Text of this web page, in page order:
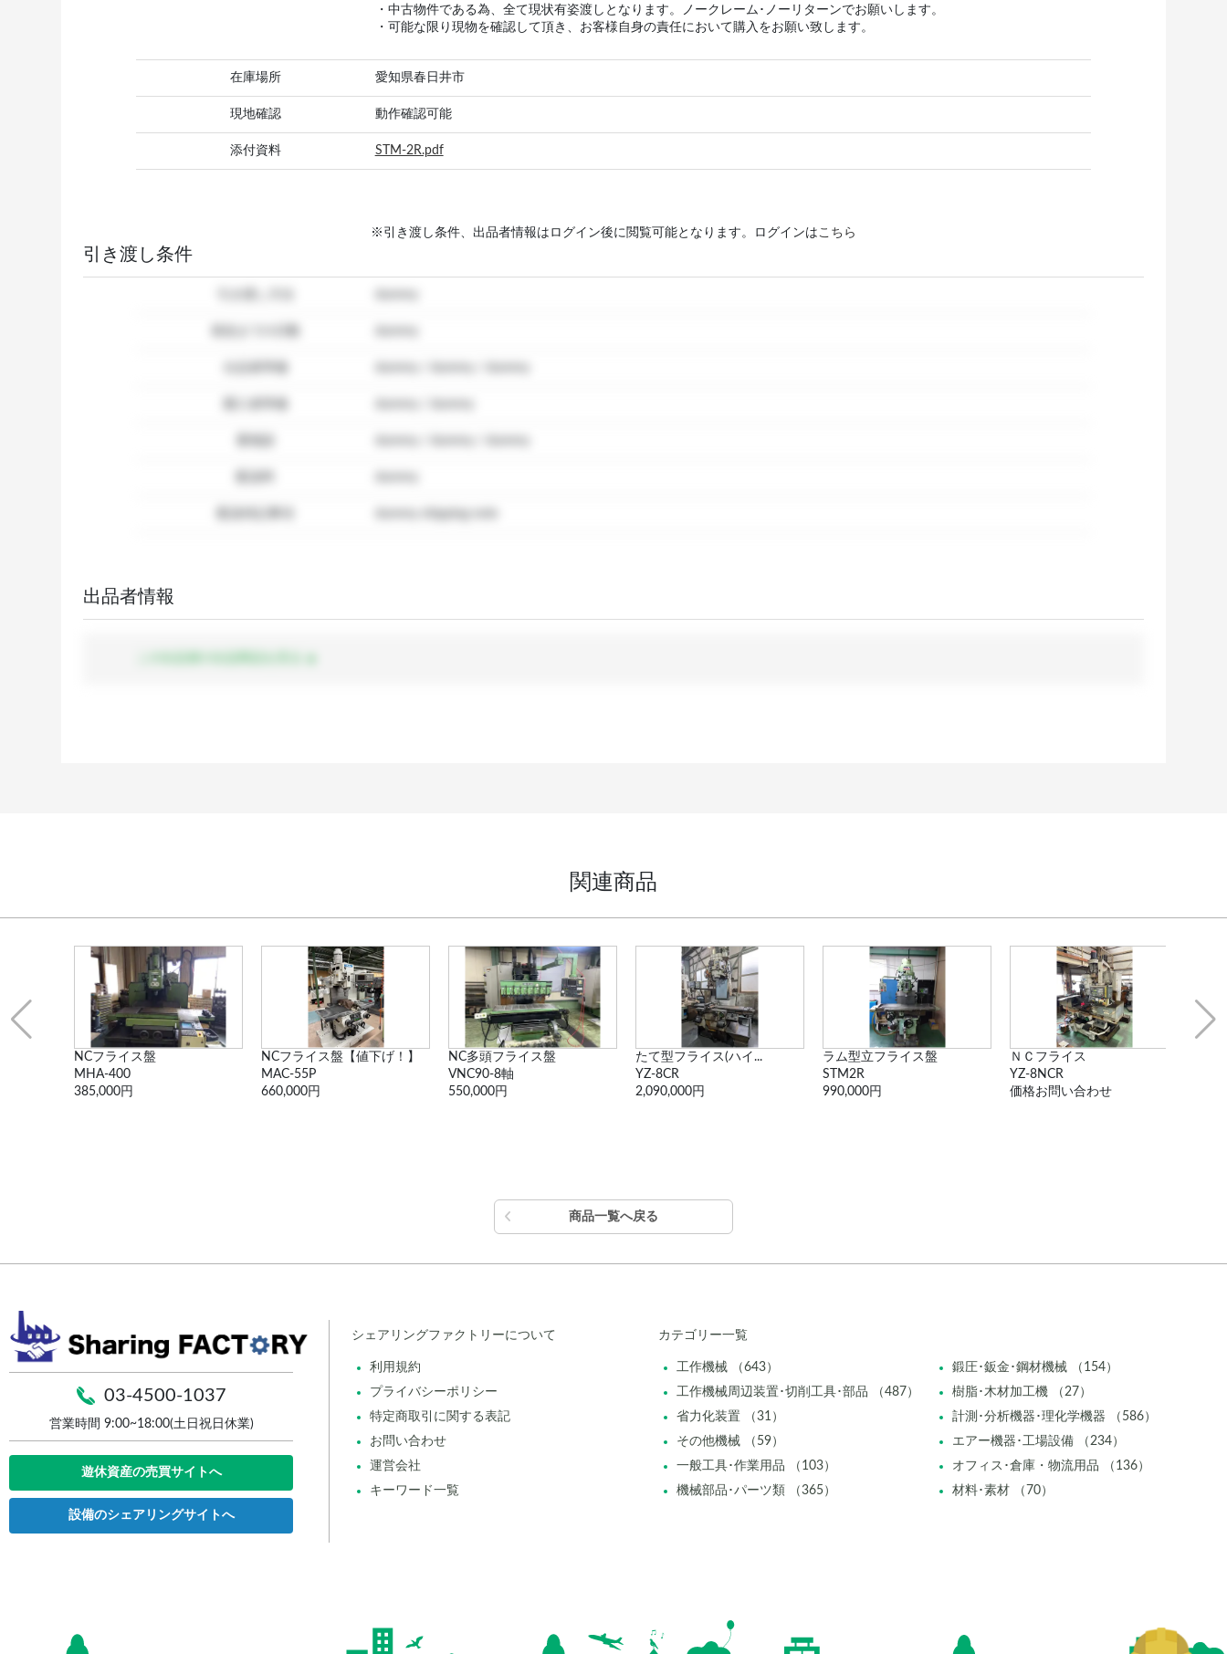
・中古物件である為、全て現状有姿渡しとなります。ノークレーム･ノーリターンでお願いします。
・可能な限り現物を確認して頂き、お客様自身の責任において購入をお願い致します。
在庫場所 愛知県春日井市
現地確認 動作確認可能
添付資料 STM-2R.pdf
※引き渡し条件、出品者情報はログイン後に閲覧可能となります。ログインは こちら
引き渡し条件
出品者情報
関連商品
NCフライス盤【値下げ！】
MAC-55P
660,000円
NC多頭フライス盤
VNC90-8軸
550,000円
たて型フライス(ハイ...
YZ-8CR
2,090,000円
ラム型立フライス盤
STM2R
990,000円
ＮＣフライス
YZ-8NCR
価格お問い合わせ
横中ぐり盤（ 大幅値...
B-100RD
110,000円
商品一覧へ戻る
03-4500-1037
営業時間 9:00~18:00(土日祝日休業)
遊休資産の売買サイトへ
設備のシェアリングサイトへ
シェアリングファクトリーについて
利用規約
プライバシーポリシー
特定商取引に関する表記
お問い合わせ
運営会社
キーワード一覧
カテゴリー一覧
工作機械 （643）
鍛圧･鈑金･鋼材機械 （154）
工作機械周辺装置･切削工具･部品 （487）
樹脂･木材加工機 （27）
省力化装置 （31）
計測･分析機器･理化学機器 （586）
その他機械 （59）
エアー機器･工場設備 （234）
一般工具･作業用品 （103）
オフィス･倉庫・物流用品 （136）
機械部品･パーツ類 （365）
材料･素材 （70）